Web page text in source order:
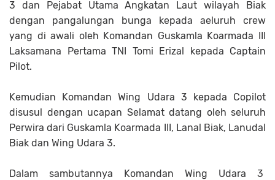
3 dan Pejabat Utama Angkatan Laut wilayah Biak
dengan pangalungan bunga kepada aeluruh crew
yang di awali oleh Komandan Guskamla Koarmada III
Laksamana Pertama TNI Tomi Erizal kepada Captain
Pilot.
Kemudian Komandan Wing Udara 3 kepada Copilot
disusul dengan ucapan Selamat datang oleh seluruh
Perwira dari Guskamla Koarmada III, Lanal Biak, Lanudal
Biak dan Wing Udara 3.
Dalam sambutannya Komandan Wing Udara 3